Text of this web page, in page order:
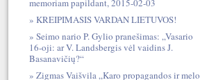
memoriam papildant, 2015-02-03
KREIPIMASIS VARDAN LIETUVOS!
Seimo nario P. Gylio pranešimas: „Vasario
16-oji: ar V. Landsbergis vėl vaidins J.
Basanavičių?“
Zigmas Vaišvila „Karo propagandos ir melo